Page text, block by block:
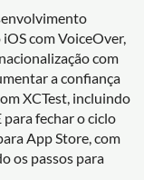
com VoiceOver,
com
a confiança
XCTest, incluindo
para fechar o ciclo
App Store, com
os passos para